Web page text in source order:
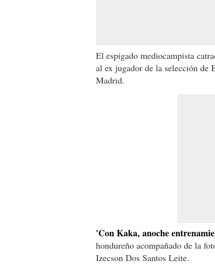
El espigado mediocampista
al ex jugador de la selección
Madrid.
'Con Kaka, anoche
hondureño acompañado de la
Izecson Dos Santos Leite.